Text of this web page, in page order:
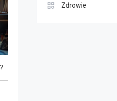
Zdrowie